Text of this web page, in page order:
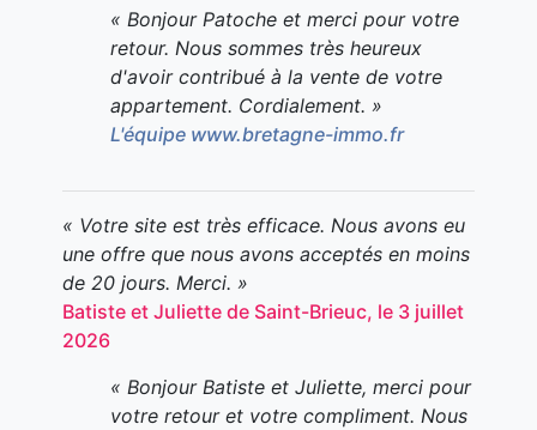
« Bonjour Patoche et merci pour votre
retour. Nous sommes très heureux
d'avoir contribué à la vente de votre
appartement. Cordialement. »
L'équipe www.bretagne-immo.fr
« Votre site est très efficace. Nous avons eu
une offre que nous avons acceptés en moins
de 20 jours. Merci. »
Batiste et Juliette de Saint-Brieuc, le 3 juillet
2026
« Bonjour Batiste et Juliette, merci pour
votre retour et votre compliment. Nous